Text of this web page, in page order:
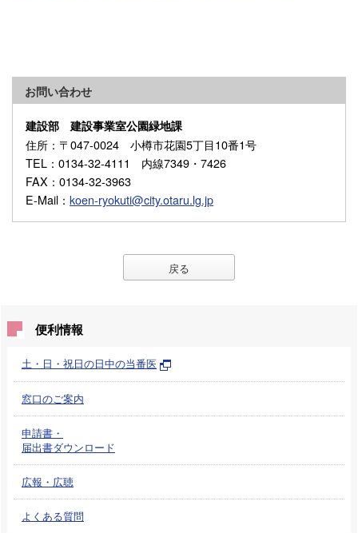
お問い合わせ
建設部 建設事業室公園緑地課
住所 ：〒047-0024 小樽市花園5丁目10番1号
TEL ：0134-32-4111 内線7349・7426
FAX ：0134-32-3963
E-Mail ： koen-ryokuti@city.otaru.lg.jp
戻る
便利情報
土・日・祝日の日中の当番医
窓口のご案内
申請書・
届出書ダウンロード
広報・広聴
よくある質問